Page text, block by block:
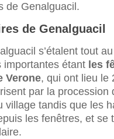
de Genalguacil.
de Genalguacil
s’étalent tout
importantes étant les
Verone, qui ont lieu le
par la procession
village tandis que les
les fenêtres, et se